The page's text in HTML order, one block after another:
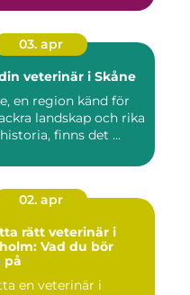
03. apr
veterinär i Skåne
en region känd för
landskap och rika
finns det ...
02. apr
rätt veterinär i
Vad du bör
på
en veterinär i